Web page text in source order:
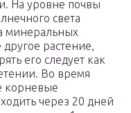
На уровне почвы
света
минеральных
растение,
его следует как
Во время
корневые
через 20 дней